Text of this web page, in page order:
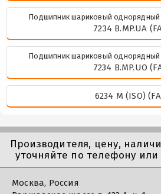
Подшипник шариковый
7234 B.MP.UA
Подшипник шариковый
7234 B.MP.UO
6234 M (ISO)
Производителя, цену,
уточняйте по телефону
Москва, Россия